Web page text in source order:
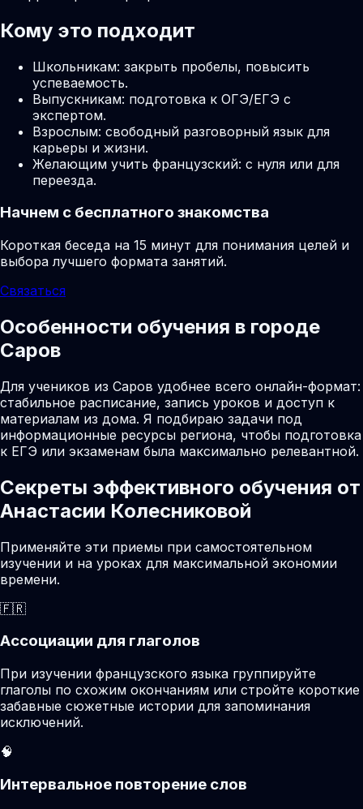
Кому это подходит
Школьникам: закрыть пробелы, повысить
успеваемость.
Выпускникам: подготовка к ОГЭ/ЕГЭ с
экспертом.
Взрослым: свободный разговорный язык для
карьеры и жизни.
Желающим учить французский: с нуля или для
переезда.
Начнем с бесплатного знакомства
Короткая беседа на 15 минут для понимания целей и
выбора лучшего формата занятий.
Связаться
Особенности обучения в городе
Саров
Для учеников из Саров удобнее всего онлайн-формат:
стабильное расписание, запись уроков и доступ к
материалам из дома. Я подбираю задачи под
информационные ресурсы региона, чтобы подготовка
к ЕГЭ или экзаменам была максимально релевантной.
Секреты эффективного обучения от
Анастасии Колесниковой
Применяйте эти приемы при самостоятельном
изучении и на уроках для максимальной экономии
времени.
🇫🇷
Ассоциации для глаголов
При изучении французского языка группируйте
глаголы по схожим окончаниям или стройте короткие
забавные сюжетные истории для запоминания
исключений.
🧠
Интервальное повторение слов